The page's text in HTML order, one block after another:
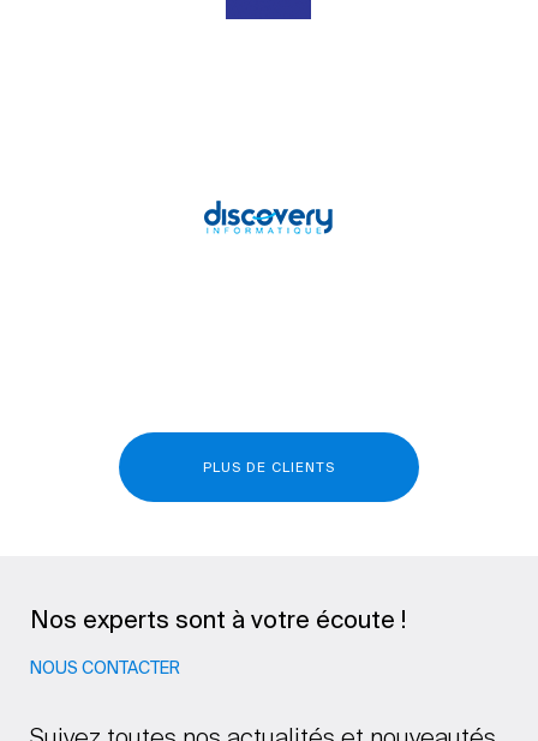
PLUS DE CLIENTS
Nos experts sont à votre écoute !
NOUS CONTACTER